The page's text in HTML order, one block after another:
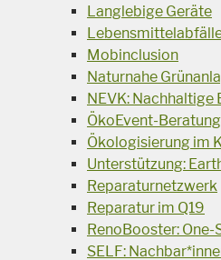
Langlebige Geräte
Mobinclusion
Naturnahe
NEVK:
ÖkoEvent-Beratung
Ökologisierung im
Unterstützung:
Reparaturnetzwerk
Reparatur im Q19
RenoBooster:
SELF: